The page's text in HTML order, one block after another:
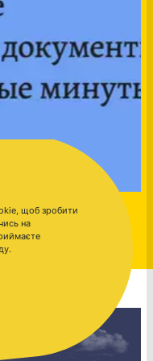
щоб зробити
на